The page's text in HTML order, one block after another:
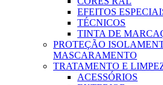
EFEITOS
TÉCNICOS
TINTA DE
PROTEÇÃO
MASCARAMENTO
TRATAMENTO E
ACESSÓRIOS